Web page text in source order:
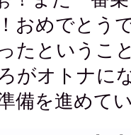
おめでとう
たというこ
がオトナに
備を進めて